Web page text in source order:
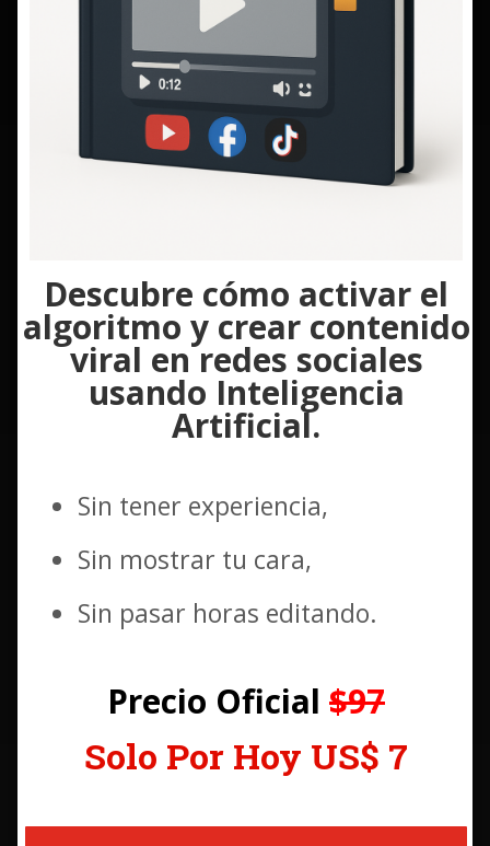
Descubre cómo activar el
algoritmo y crear contenido
viral en redes sociales
usando Inteligencia
Artificial.
Sin tener experiencia,
Sin mostrar tu cara,
Sin pasar horas editando.
Precio Oficial $97
Solo Por Hoy US$ 7